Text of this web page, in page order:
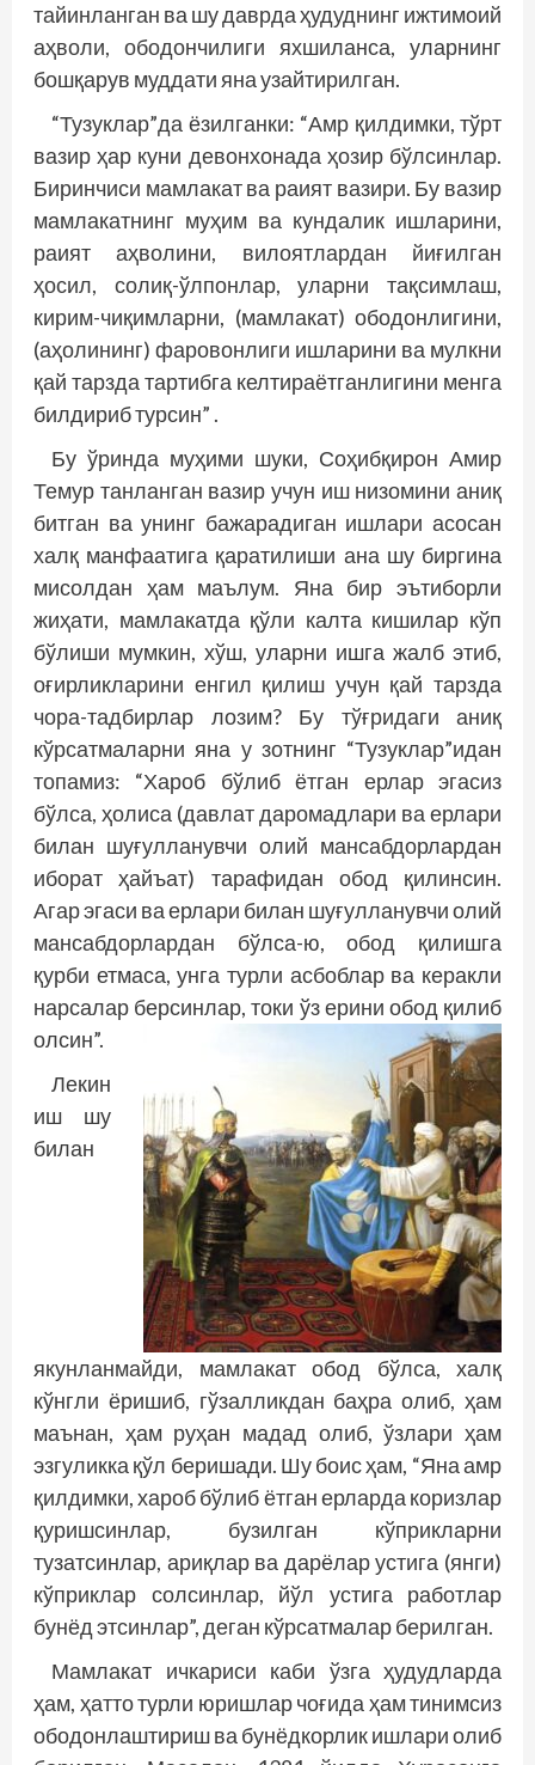
тайинланган ва шу даврда ҳудуднинг ижтимоий
аҳволи, ободончилиги яхшиланса, уларнинг
бошқарув муддати яна узайтирилган.
“Тузуклар”да ёзилганки: “Амр қилдимки, тўрт
вазир ҳар куни девонхонада ҳозир бўлсинлар.
Биринчиси мамлакат ва раият вазири. Бу вазир
мамлакатнинг муҳим ва кундалик ишларини,
раият аҳволини, вилоятлардан йиғилган
ҳосил, солиқ-ўлпонлар, уларни тақсимлаш,
кирим-чиқимларни, (мамлакат) ободонлигини,
(аҳолининг) фаровонлиги ишларини ва мулкни
қай тарзда тартибга келтираётганлигини менга
билдириб турсин” .
Бу ўринда муҳими шуки, Соҳибқирон Амир
Темур танланган вазир учун иш низомини аниқ
битган ва унинг бажарадиган ишлари асосан
халқ манфаатига қаратилиши ана шу биргина
мисолдан ҳам маълум. Яна бир эътиборли
жиҳати, мамлакатда қўли калта кишилар кўп
бўлиши мумкин, хўш, уларни ишга жалб этиб,
оғирликларини енгил қилиш учун қай тарзда
чора-тадбирлар лозим? Бу тўғридаги аниқ
кўрсатмаларни яна у зотнинг “Тузуклар”идан
топамиз: “Хароб бўлиб ётган ерлар эгасиз
бўлса, ҳолиса (давлат даромадлари ва ерлари
билан шуғулланувчи олий мансабдорлардан
иборат ҳайъат) тарафидан обод қилинсин.
Агар эгаси ва ерлари билан шуғулланувчи олий
мансабдорлардан бўлса-ю, обод қилишга
қурби етмаса, унга турли асбоблар ва керакли
нарсалар берсинлар, токи ўз ерини обод қилиб
олсин”.
Лекин
иш шу
билан
якунланмайди, мамлакат обод бўлса, халқ
кўнгли ёришиб, гўзалликдан баҳра олиб, ҳам
маънан, ҳам руҳан мадад олиб, ўзлари ҳам
эзгуликка қўл беришади. Шу боис ҳам, “Яна амр
қилдимки, хароб бўлиб ётган ерларда коризлар
қуришсинлар, бузилган кўприкларни
тузатсинлар, ариқлар ва дарёлар устига (янги)
кўприклар солсинлар, йўл устига работлар
бунёд этсинлар”, деган кўрсатмалар берилган.
Мамлакат ичкариси каби ўзга ҳудудларда
ҳам, ҳатто турли юришлар чоғида ҳам тинимсиз
ободонлаштириш ва бунёдкорлик ишлари олиб